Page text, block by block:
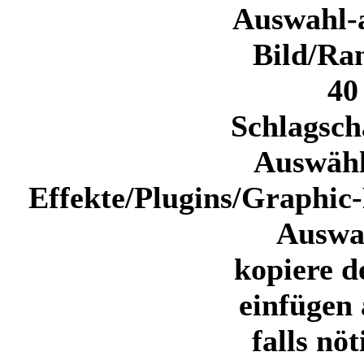
Auswahl-
Bild/
Effekte/Plugins/
kopiere
einfügen
falls